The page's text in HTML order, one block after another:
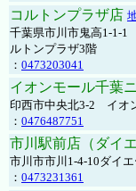
コルトンプラザ店
千葉県市川市鬼高1-1-
ルトンプラザ3階
： 0473203041
イオンモール千葉
印西市中央北3-2 イオ
： 0476487751
市川駅前店（ダイ
市川市市川1-4-10ダイ
： 0473231361